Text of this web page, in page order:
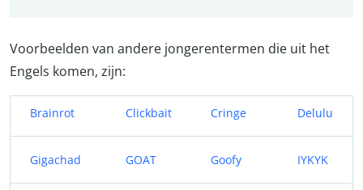
Voorbeelden van andere jongerentermen die uit het
Engels komen, zijn:
Brainrot Clickbait Cringe Delulu
Gigachad GOAT Goofy IYKYK